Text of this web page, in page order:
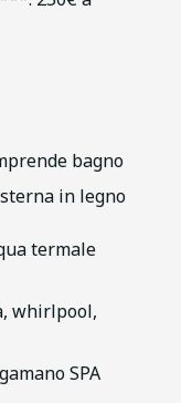
bagno
in legno
termale
whirlpool,
SPA